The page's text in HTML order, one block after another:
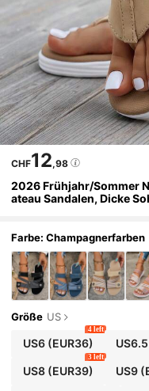
CHF12,98
2026 Frühjahr/Sommer
ateau Sandalen, Dicke
hle Strand Outdoor
e Zehentrenner
Farbe: Champagnerfarben
Größe US
US6(EUR36)
4 left
US6.5
US8(EUR39)
3 left
US9